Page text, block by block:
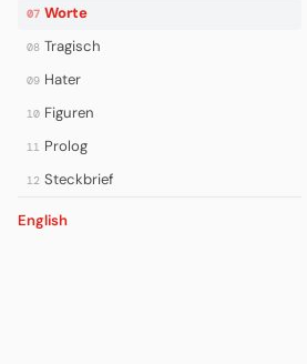
07 Worte
08 Tragisch
09 Hater
10 Figuren
11 Prolog
12 Steckbrief
English